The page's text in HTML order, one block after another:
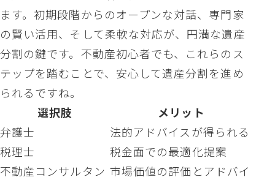
ます。初期段階からのオープンな対話、専門家
の賢い活用、そして柔軟な対応が、円満な遺産
分割の鍵です。不動産初心者でも、これらのス
テップを踏むことで、安心して遺産分割を進め
られるですね。
選択肢
メリット
弁護士
法的アドバイスが得られる
税理士
税金面での最適化提案
不動産コンサルタン 市場価値の評価とアドバイ